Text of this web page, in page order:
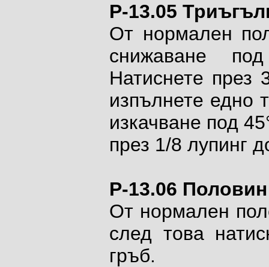
P-13.05
От нормален
снижаване
Натиснете през
изпълнете едно
изкачване под
през 1/8 лупинг
P-13.06
От нормален
след това
гръб.